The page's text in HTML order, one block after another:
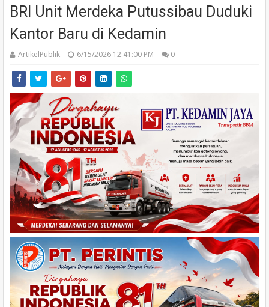
BRI Unit Merdeka Putussibau Duduki
Kantor Baru di Kedamin
ArtikelPublik 6/15/2026 12:41:00 PM 0